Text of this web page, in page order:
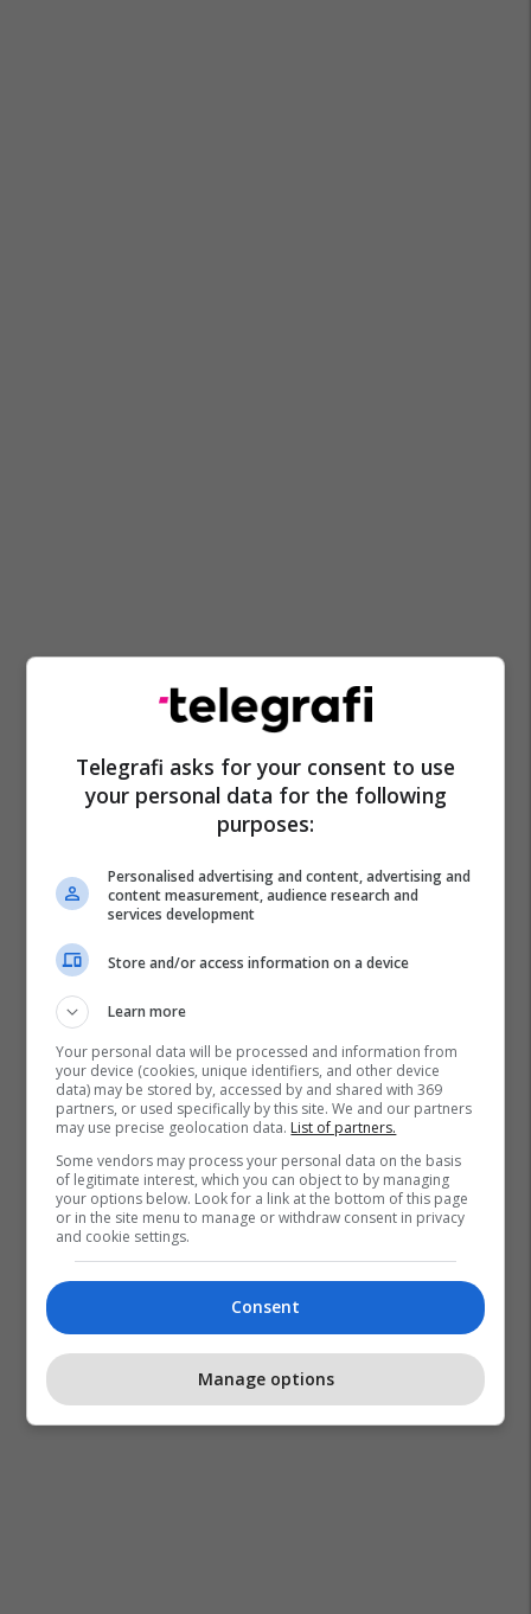
Telegrafi asks for your consent to use
your personal data for the following
purposes:
Personalised advertising and content, advertising and
content measurement, audience research and
services development
Store and/or access information on a device
Learn more
Your personal data will be processed and information from
your device (cookies, unique identifiers, and other device
data) may be stored by, accessed by and shared with 369
partners, or used specifically by this site. We and our partners
may use precise geolocation data. List of partners.
Some vendors may process your personal data on the basis
of legitimate interest, which you can object to by managing
your options below. Look for a link at the bottom of this page
or in the site menu to manage or withdraw consent in privacy
and cookie settings.
Consent
Manage options